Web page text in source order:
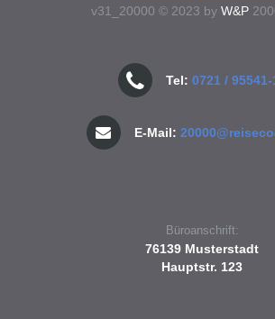
v31_20000 © 2023 by W&P
Tel: 0721 / 95541-
E-Mail:
Büroanschrift:
76139 Musterstadt
Hauptstr. 123